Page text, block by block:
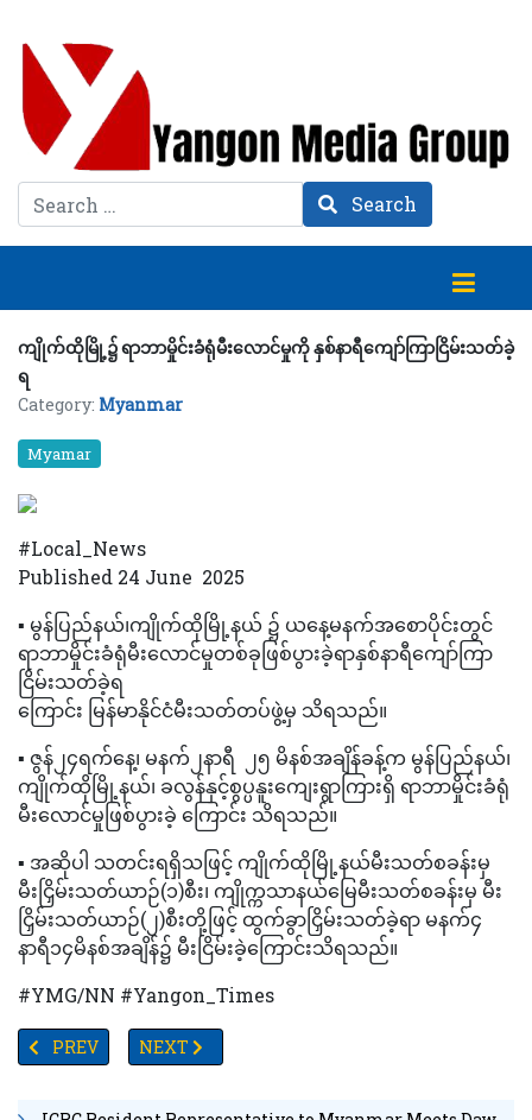
Search Search
ကျိုက်ထိုမြို့၌ ရာဘာမှိုင်းခံရုံမီးလောင်မှုကို နှစ်နာရီကျော်ကြာငြိမ်းသတ်ခဲ့
ရ
Category: Myanmar
Myamar
#Local_News
Published 24 June 2025
▪️ မွန်ပြည်နယ်၊ကျိုက်ထိုမြို့နယ် ၌ ယနေ့မနက်အစောပိုင်းတွင်
ရာဘာမှိုင်းခံရုံမီးလောင်မှုတစ်ခုဖြစ်ပွားခဲ့ရာနှစ်နာရီကျော်ကြာ
ငြိမ်းသတ်ခဲ့ရ
ကြောင်း မြန်မာနိုင်ငံမီးသတ်တပ်ဖွဲ့မှ သိရသည်။
▪️ ဇွန်၂၄ရက်နေ့၊ မနက်၂နာရီ ၂၅ မိနစ်အချိန်ခန့်က မွန်ပြည်နယ်၊
ကျိုက်ထိုမြို့နယ်၊ ခလွန်နှင့်စွပ္ပနူးကျေးရွာကြားရှိ ရာဘာမှိုင်းခံရုံ
မီးလောင်မှုဖြစ်ပွားခဲ့ ကြောင်း သိရသည်။
▪️ အဆိုပါ သတင်းရရှိသဖြင့် ကျိုက်ထိုမြို့နယ်မီးသတ်စခန်းမှ
မီးငြှိမ်းသတ်ယာဉ်(၁)စီး၊ ကျိုက္ကသာနယ်မြေမီးသတ်စခန်းမှ မီး
ငြှိမ်းသတ်ယာဉ်(၂)စီးတို့ဖြင့် ထွက်ခွာငြှိမ်းသတ်ခဲ့ရာ မနက်၄
နာရီ၁၄မိနစ်အချိန်၌ မီးငြိမ်းခဲ့‌ကြောင်းသိရသည်။
#YMG/NN #Yangon_Times
PREVIOUS ARTICLE: ငလျင်လှုပ်ပြီး သုံးလနီးပါးအကြာအထိ ‌ေ-သ
PREV NEXT ARTICLE: TV YANGON TIMES ရဲ့ နေ့
NEXT